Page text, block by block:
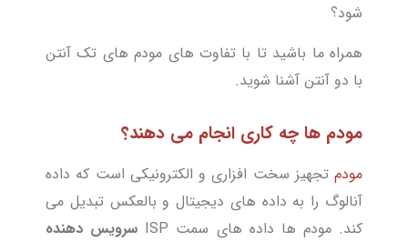
شود؟
همراه ما باشید تا با تفاوت های مودم های تک آنتن
با دو آنتن آشنا شوید.
مودم ها چه کاری انجام می دهند؟
مودم تجهیز سخت افزاری و الکترونیکی است که داده
آنالوگ را به داده های دیجیتال و بالعکس تبدیل می
کند. مودم ها داده های سمت ISP
سرویس دهنده